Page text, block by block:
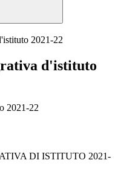
2021-22
d'istituto
2021-22
DI ISTITUTO 2021-